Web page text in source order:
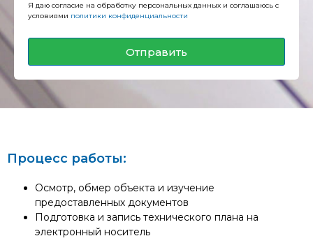
Я даю согласие на обработку персональных данных и соглашаюсь с
условиями политики конфиденциальности
Отправить
Процесс работы:
Осмотр, обмер объекта и изучение
предоставленных документов
Подготовка и запись технического плана на
электронный носитель